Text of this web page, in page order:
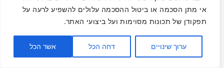
אי מתן הסכמה או ביטול ההסכמה עלולים להשפיע לרעה על
תפקודן של תכונות מסוימות ועל ביצועי האתר.
ערוך שינויים דחה הכל אשר הכל
אני מאשר/ת לקבל דיוור ומידע שיווקי באמצעות כל אמצעי
התקשורת. אני מסכים/ה לשימוש בעוגיות (Cookies) בהתאם
למדיניות הפרטיות
השאר פרטים